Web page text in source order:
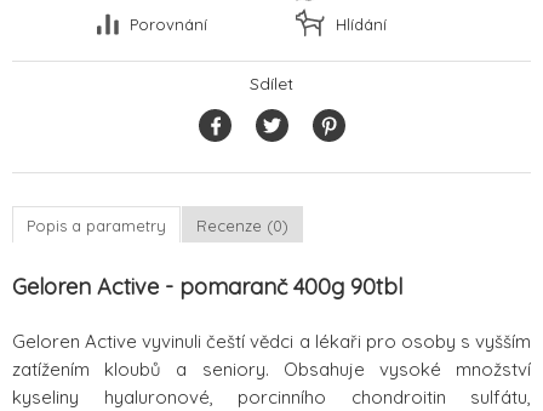
Porovnání
Hlídání
Sdílet
Popis a parametry Recenze (0)
Geloren Active - pomaranč 400g 90tbl
Geloren Active vyvinuli čeští vědci a lékaři pro osoby s vyšším
zatížením kloubů a seniory. Obsahuje vysoké množství
kyseliny hyaluronové, porcinního chondroitin sulfátu,